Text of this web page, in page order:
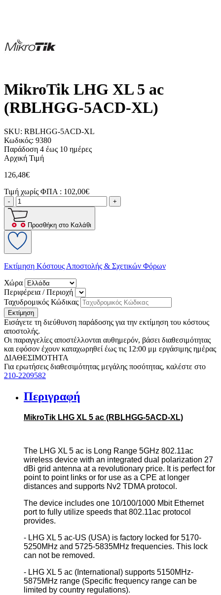
MikroTik LHG XL 5 ac
(RBLHGG-5ACD-XL)
SKU: RBLHGG-5ACD-XL
Κωδικός: 9380
Παράδοση 4 έως 10 ημέρες
Αρχική Τιμή
126,48€
Τιμή χωρίς ΦΠΑ : 102,00€
- +
Προσθήκη στο Καλάθι
Εκτίμηση Κόστους Αποστολής & Σχετικών Φόρων
Χώρα
Περιφέρεια / Περιοχή
Ταχυδρομικός Κώδικας
Εκτίμηση
Εισάγετε τη διεύθυνση παράδοσης για την εκτίμηση του κόστους
αποστολής.
Οι παραγγελίες αποστέλλονται αυθημερόν, βάσει διαθεσιμότητας
και εφόσον έχουν καταχωρηθεί έως τις 12:00 μμ εργάσιμης ημέρας
ΔΙΑΘΕΣΙΜΟΤΗΤΑ
Για ερωτήσεις διαθεσιμότητας μεγάλης ποσότητας, καλέστε στο
210-2209582
Περιγραφή
MikroTik LHG XL 5 ac (RBLHGG-5ACD-XL)
The LHG XL 5 ac is Long Range 5GHz 802.11ac
wireless device with an integrated dual polarization 27
dBi grid antenna at a revolutionary price. It is perfect for
point to point links or for use as a CPE at longer
distances and supports Nv2 TDMA protocol.
The device includes one 10/100/1000 Mbit Ethernet
port to fully utilize speeds that 802.11ac protocol
provides.
- LHG XL 5 ac-US (USA) is factory locked for 5170-
5250MHz and 5725-5835MHz frequencies. This lock
can not be removed.
- LHG XL 5 ac (International) supports 5150MHz-
5875MHz range (Specific frequency range can be
limited by country regulations).